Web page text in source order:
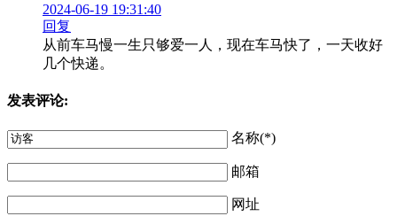
2024-06-19 19:31:40
回复
从前车马慢一生只够爱一人，现在车马快了，一天收好
几个快递。
发表评论:
名称(*)
邮箱
网址